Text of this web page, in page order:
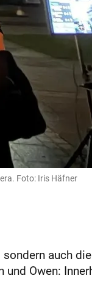
Foto: Iris Häfner
auch die
Owen: